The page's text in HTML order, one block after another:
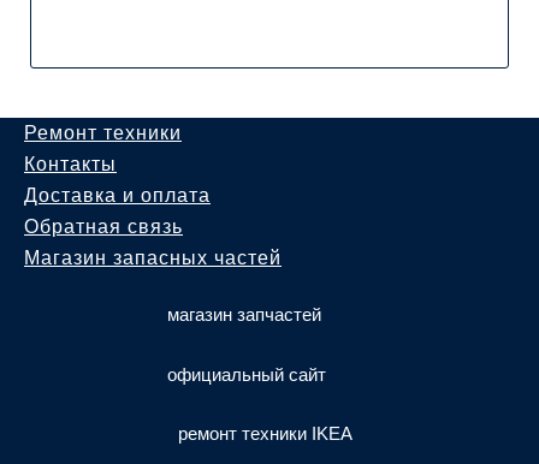
Ремонт техники
Контакты
Доставка и оплата
Обратная связь
Магазин запасных частей
магазин запчастей
официальный сайт
ремонт техники IKEA